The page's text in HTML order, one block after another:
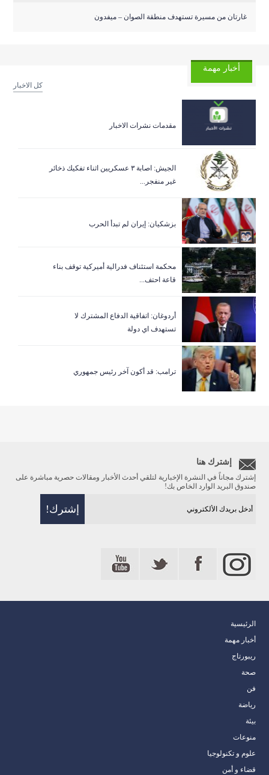
غارتان من مسيرة تستهدف منطقة الصوان – ميفدون
أخبار مهمة
كل الاخبار
مقدمات نشرات الاخبار
الجيش: اصابة ٣ عسكريين اثناء تفكيك ذخائر
غير منفجر...
بزشكيان: إيران لم تبدأ الحرب
‏محكمة استئناف فدرالية أميركية توقف بناء
قاعة احتف...
أردوغان: اتفاقية الدفاع المشترك لا
تستهدف اي دولة
ترامب: قد أكون آخر رئيس جمهوري
إشترك هنا
إشترك مجاناً في النشرة الإخبارية لتلقي أحدث الأخبار ومقالات حصرية مباشرة على
صندوق البريد الوارد الخاص بك!
الرئيسية
أخبار مهمة
ريبورتاج
صحة
فن
رياضة
بيئة
منوعات
علوم و تكنولوجيا
قضاء و أمن